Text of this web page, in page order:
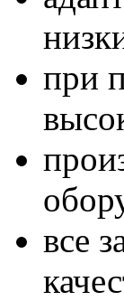
при
все